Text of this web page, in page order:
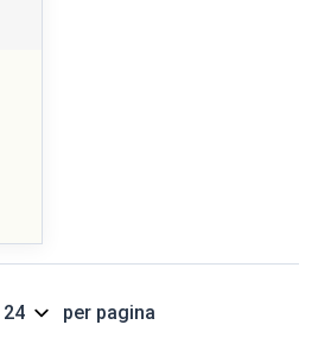
per pagina